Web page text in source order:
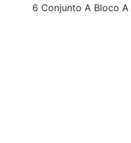
6 Conjunto A Bloco